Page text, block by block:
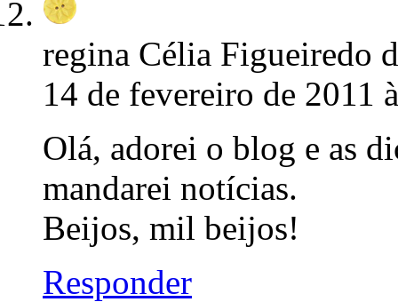
regina Célia Figueiredo
14 de fevereiro de 2011
Olá, adorei o blog e as
mandarei notícias.
Beijos, mil beijos!
Responder